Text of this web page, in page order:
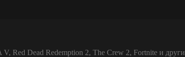
Red Dead Redemption 2, The Crew 2, Fortnite и